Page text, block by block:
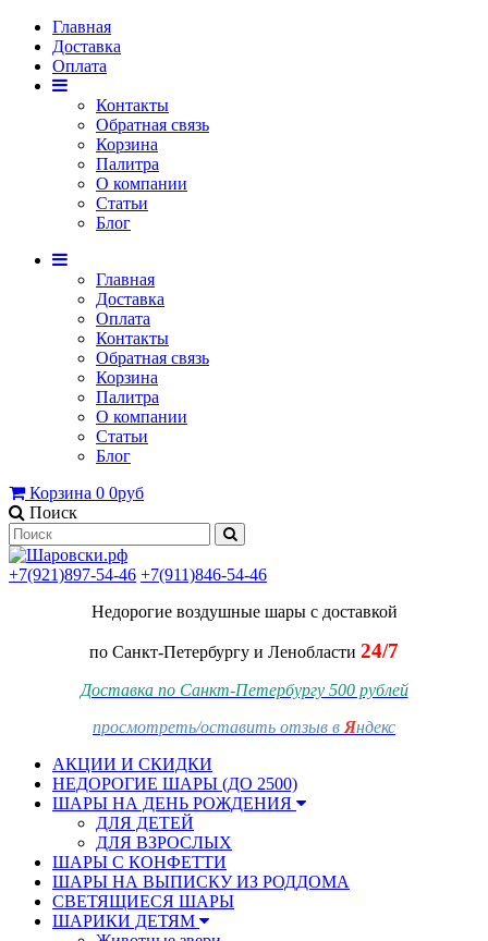
Главная
Доставка
Оплата
Контакты
Обратная связь
Корзина
Палитра
О компании
Статьи
Блог
Главная
Доставка
Оплата
Контакты
Обратная связь
Корзина
Палитра
О компании
Статьи
Блог
Корзина 0 0руб
Поиск
+7(921)897-54-46 +7(911)846-54-46
Недорогие воздушные шары с доставкой
по Санкт-Петербургу и Ленобласти 24/7
Доставка по Санкт-Петербургу 500 рублей
просмотреть/оставить отзыв в Яндекс
АКЦИИ И СКИДКИ
НЕДОРОГИЕ ШАРЫ (ДО 2500)
ШАРЫ НА ДЕНЬ РОЖДЕНИЯ
ДЛЯ ДЕТЕЙ
ДЛЯ ВЗРОСЛЫХ
ШАРЫ С КОНФЕТТИ
ШАРЫ НА ВЫПИСКУ ИЗ РОДДОМА
СВЕТЯЩИЕСЯ ШАРЫ
ШАРИКИ ДЕТЯМ